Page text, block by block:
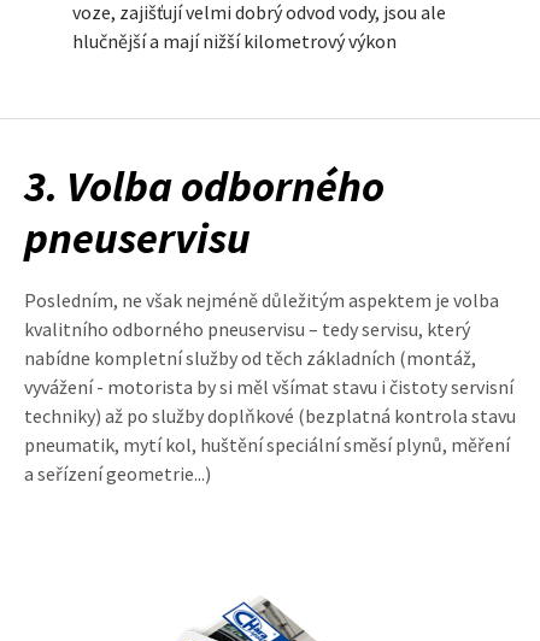
voze, zajišťují velmi dobrý odvod vody, jsou ale
hlučnější a mají nižší kilometrový výkon
3. Volba odborného
pneuservisu
Posledním, ne však nejméně důležitým aspektem je volba
kvalitního odborného pneuservisu – tedy servisu, který
nabídne kompletní služby od těch základních (montáž,
vyvážení - motorista by si měl všímat stavu i čistoty servisní
techniky) až po služby doplňkové (bezplatná kontrola stavu
pneumatik, mytí kol, huštění speciální směsí plynů, měření
a seřízení geometrie...)